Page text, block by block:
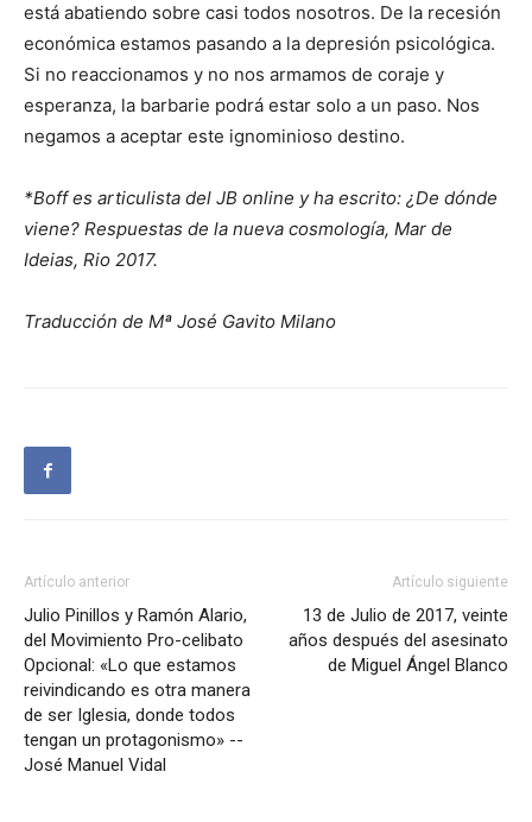
está abatiendo sobre casi todos nosotros. De la recesión
económica estamos pasando a la depresión psicológica.
Si no reaccionamos y no nos armamos de coraje y
esperanza, la barbarie podrá estar solo a un paso. Nos
negamos a aceptar este ignominioso destino.
*Boff es articulista del JB online y ha escrito: ¿De dónde
viene? Respuestas de la nueva cosmología, Mar de
Ideias, Rio 2017.
Traducción de Mª José Gavito Milano
Artículo anterior
Julio Pinillos y Ramón Alario,
del Movimiento Pro-celibato
Opcional: «Lo que estamos
reivindicando es otra manera
de ser Iglesia, donde todos
tengan un protagonismo» --
José Manuel Vidal
Artículo siguiente
13 de Julio de 2017, veinte
años después del asesinato
de Miguel Ángel Blanco